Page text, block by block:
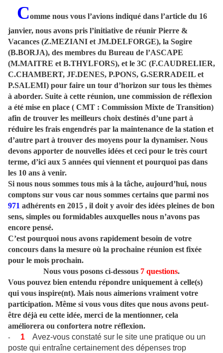
Comme nous vous l’avions indiqué dans l’article du 16
janvier, nous avons pris l’initiative de réunir Pierre &
Vacances (Z.MEZIANI et JM.DELFORGE), la Sogire
(B.BORJA), des membres du Bureau de l’ASCAPE
(M.MAITRE et B.THYLFORS), et le 3C (F.CAUDRELIER,
C.CHAMBERT, JF.DENES, P.PONS, G.SERRADEIL et
P.SALEMI) pour faire un tour d’horizon sur tous les thèmes
à aborder. Suite à cette réunion, une commission de réflexion
a été mise en place ( CMT : Commission Mixte de Transition)
afin de trouver les meilleurs choix destinés d’une part à
réduire les frais engendrés par la maintenance de la station et
d’autre part à trouver des moyens pour la dynamiser. Nous
devons apporter de nouvelles idées et ceci pour le très court
terme, d’ici aux 5 années qui viennent et pourquoi pas dans
les 10 ans à venir.
Si nous nous sommes tous mis à la tâche, aujourd’hui, nous
comptons sur vous car nous sommes certains que parmi nos
971 adhérents en 2015 , il doit y avoir des idées pleines de bon
sens, simples ou formidables auxquelles nous n’avons pas
encore pensé.
C’est pourquoi nous avons rapidement besoin de votre
concours dans la mesure où la prochaine réunion est fixée
pour le mois prochain.
Nous vous posons ci-dessous 7 questions.
Vous pouvez bien entendu répondre uniquement à celle(s)
qui vous inspire(nt). Mais nous aimerions vraiment votre
participation. Même si vous vous dites que nous avons peut-
être déjà eu cette idée, merci de la mentionner, cela
améliorera ou confortera notre réflexion.
- 1 Avez-vous constaté sur le site une pratique ou un
poste qui entraîne certainement des dépenses trop